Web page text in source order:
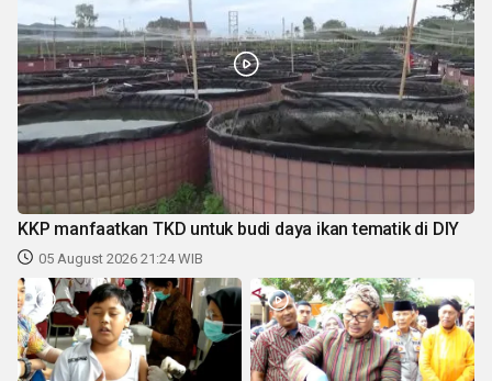
KKP manfaatkan TKD untuk budi daya ikan tematik di DIY
05 August 2026 21:24 WIB